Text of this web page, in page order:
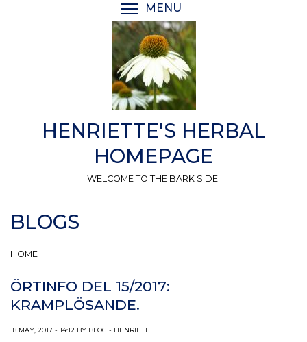
MENU
HENRIETTE'S HERBAL
HOMEPAGE
WELCOME TO THE BARK SIDE.
BLOGS
HOME
ÖRTINFO DEL 15/2017:
KRAMPLÖSANDE.
18 MAY, 2017 - 14:12 BY BLOG - HENRIETTE